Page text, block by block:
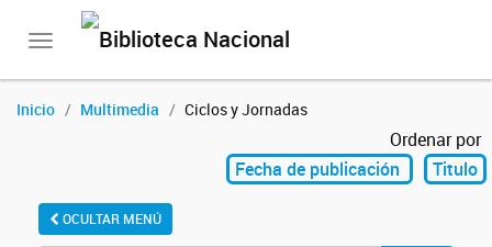
Toggle
Inicio Multimedia Ciclos y Jornadas
Ordenar por
Fecha de publicación
Titulo
OCULTAR MENÚ